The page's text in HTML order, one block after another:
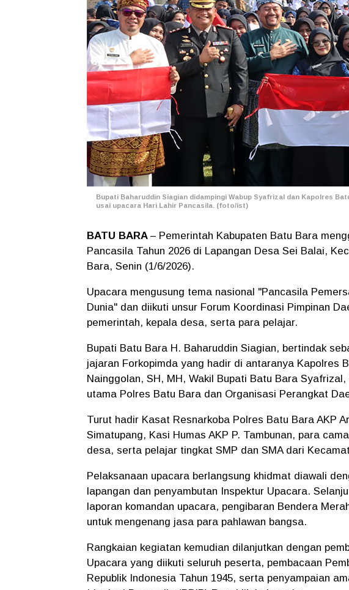
Bupati Baharuddin Siagian didampingi Wabup Syafrizal dan Kapolres
usai upacara Hari Lahir Pancasila. (foto/ist)
BATU BARA – Pemerintah Kabupaten Batu Bara
Pancasila Tahun 2026 di Lapangan Desa Sei Balai,
Bara, Senin (1/6/2026).
Upacara mengusung tema nasional "Pancasila
Dunia" dan diikuti unsur Forum Koordinasi Pimpinan
pemerintah, kepala desa, serta para pelajar.
Bupati Batu Bara H. Baharuddin Siagian, bertindak
jajaran Forkopimda yang hadir di antaranya Kapolres
Nainggolan, SH, MH, Wakil Bupati Batu Bara
utama Polres Batu Bara dan Organisasi Perangkat
Turut hadir Kasat Resnarkoba Polres Batu Bara AKP
Simatupang, Kasi Humas AKP P. Tambunan, para
desa, serta pelajar tingkat SMP dan SMA dari
Pelaksanaan upacara berlangsung khidmat diawali
lapangan dan penyambutan Inspektur Upacara.
laporan komandan upacara, pengibaran Bendera
untuk mengenang jasa para pahlawan bangsa.
Rangkaian kegiatan kemudian dilanjutkan dengan
Upacara yang diikuti seluruh peserta, pembacaan
Republik Indonesia Tahun 1945, serta penyampaian